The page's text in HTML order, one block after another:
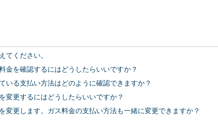
てください。
金を確認するにはどうしたらいいですか？
いる支払い方法はどのように確認できますか？
変更するにはどうしたらいいですか？
変更します。ガス料金の支払い方法も一緒に変更できますか？